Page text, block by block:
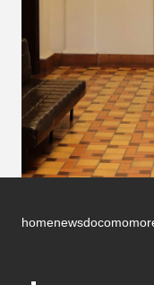
homenewsdocomomo